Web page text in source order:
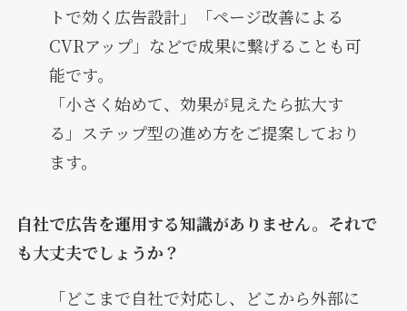
トで効く広告設計」「ページ改善による
CVRアップ」などで成果に繋げることも可
能です。
「小さく始めて、効果が見えたら拡大す
る」ステップ型の進め方をご提案しており
ます。
自社で広告を運用する知識がありません。それで
も大丈夫でしょうか？
「どこまで自社で対応し、どこから外部に